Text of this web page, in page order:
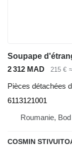
2 312 MAD 215 €
Pièces détachées
6113121001
Roumanie, Bod
COSMIN